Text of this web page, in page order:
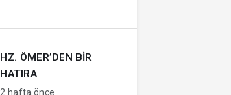
HZ. ÖMER’DEN BIR
HATIRA
2 hafta önce